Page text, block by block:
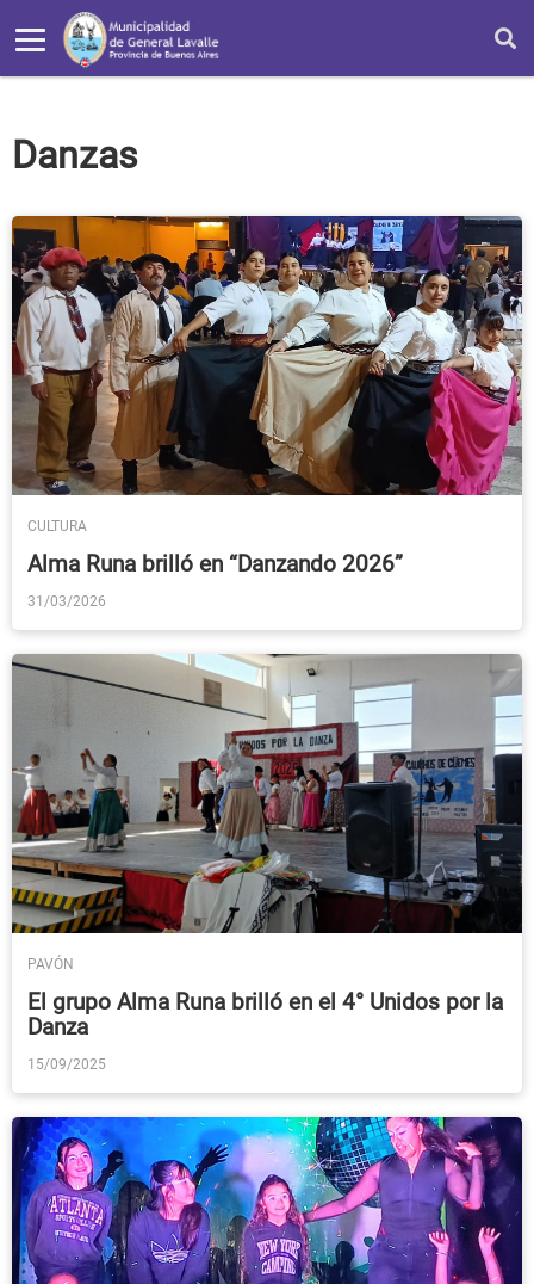
Danzas
CULTURA
Alma Runa brilló en “Danzando 2026”
31/03/2026
PAVÓN
El grupo Alma Runa brilló en el 4° Unidos por la
Danza
15/09/2025